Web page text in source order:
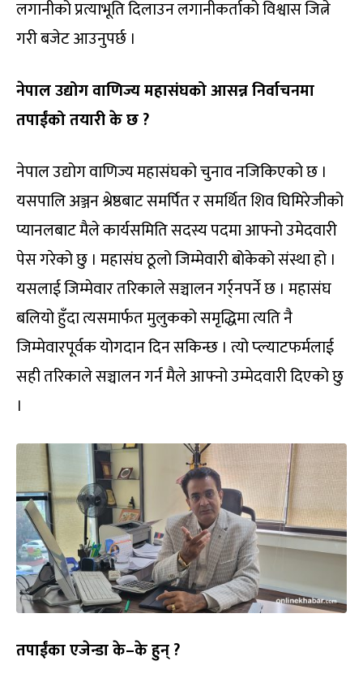
लगानीको प्रत्याभूति दिलाउन लगानीकर्ताको विश्वास जित्ने
गरी बजेट आउनुपर्छ ।
नेपाल उद्योग वाणिज्य महासंघको आसन्न निर्वाचनमा
तपाईंको तयारी के छ ?
नेपाल उद्योग वाणिज्य महासंघको चुनाव नजिकिएको छ ।
यसपालि अञ्जन श्रेष्ठबाट समर्पित र समर्थित शिव घिमिरेजीको
प्यानलबाट मैले कार्यसमिति सदस्य पदमा आफ्नो उमेदवारी
पेस गरेको छु । महासंघ ठूलो जिम्मेवारी बोकेको संस्था हो ।
यसलाई जिम्मेवार तरिकाले सञ्चालन गर्र्नपर्ने छ । महासंघ
बलियो हुँदा त्यसमार्फत मुलुकको समृद्धिमा त्यति नै
जिम्मेवारपूर्वक योगदान दिन सकिन्छ । त्यो प्ल्याटफर्मलाई
सही तरिकाले सञ्चालन गर्न मैले आफ्नो उम्मेदवारी दिएको छु
।
तपाईंका एजेन्डा के–के हुन् ?